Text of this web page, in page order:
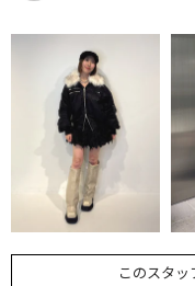
このスタ